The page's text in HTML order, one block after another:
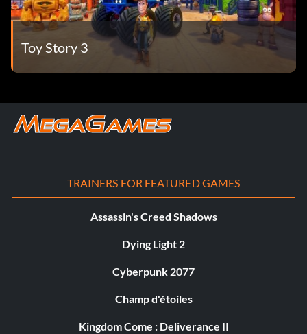
Toy Story 3
TRAINERS FOR FEATURED GAMES
Assassin's Creed Shadows
Dying Light 2
Cyberpunk 2077
Champ d'étoiles
Kingdom Come : Deliverance II